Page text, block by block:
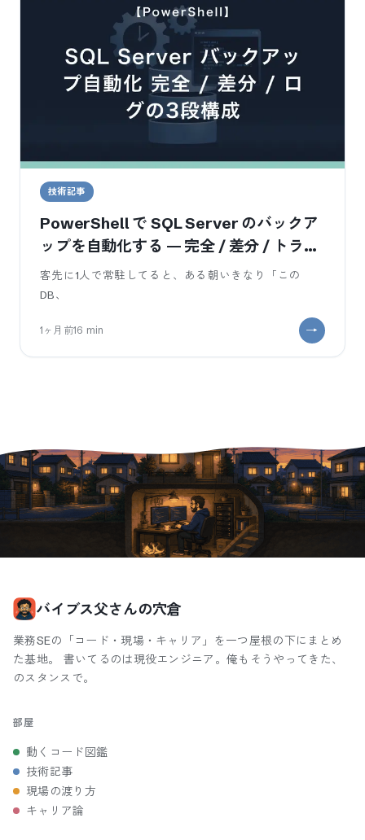
技術記事
PowerShell で SQL Server のバックア
ップを自動化する — 完全 / 差分 / トラン
ザクションログの3段構成
客先に1人で常駐してると、ある朝いきなり「この
DB、
1ヶ月前16 min
バイブス父さんの穴倉
業務SEの「コード・現場・キャリア」を一つ屋根の下にまとめ
た基地。 書いてるのは現役エンジニア。俺もそうやってきた、
のスタンスで。
部屋
動くコード図鑑
技術記事
現場の渡り方
キャリア論